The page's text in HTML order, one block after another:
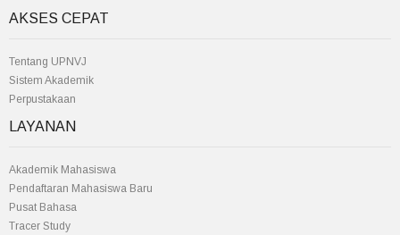
AKSES CEPAT
Tentang UPNVJ
Sistem Akademik
Perpustakaan
LAYANAN
Akademik Mahasiswa
Pendaftaran Mahasiswa Baru
Pusat Bahasa
Tracer Study